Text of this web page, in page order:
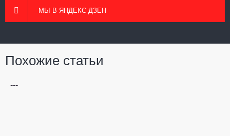
МЫ В ЯНДЕКС ДЗЕН
Похожие статьи
---